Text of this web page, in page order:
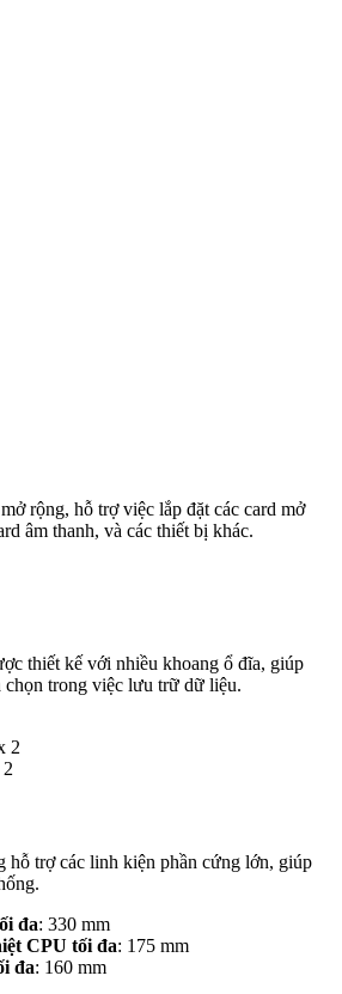
rộng, hỗ trợ việc lắp đặt các card mở
âm thanh, và các thiết bị khác.
thiết kế với nhiều khoang ổ đĩa, giúp
trong việc lưu trữ dữ liệu.
2
hỗ trợ các linh kiện phần cứng lớn, giúp
đa: 330 mm
CPU tối đa: 175 mm
đa: 160 mm